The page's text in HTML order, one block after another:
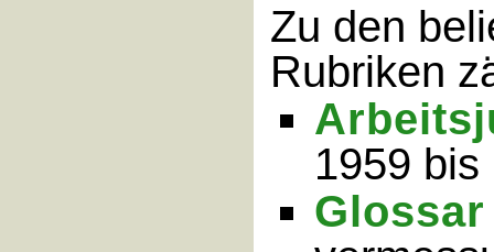
Zu den
Rubriken
1959 bis
Glossar